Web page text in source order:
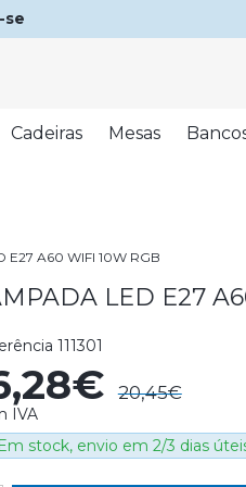
se
Cadeiras Mesas
E27 A60 WIFI 10W RGB
LED E27
111301
20,45€
IVA
stock, envio em 2/3 dias